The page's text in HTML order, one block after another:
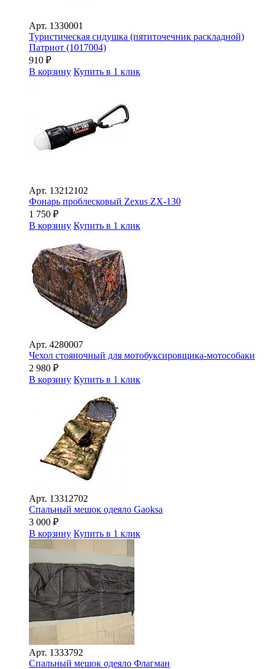
Арт. 1330001
Туристическая сидушка (пятиточечник раскладной)
Патриот (1017004)
910 ₽
В корзину Купить в 1 клик
Арт. 13212102
Фонарь проблесковый Zexus ZX-130
1 750 ₽
В корзину Купить в 1 клик
Арт. 4280007
Чехол стояночный для мотобуксировщика-мотособаки
2 980 ₽
В корзину Купить в 1 клик
Арт. 13312702
Спальный мешок одеяло Gaoksa
3 000 ₽
В корзину Купить в 1 клик
Арт. 1333792
Спальный мешок одеяло Флагман